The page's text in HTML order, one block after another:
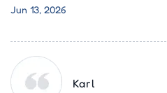
Jun 13, 2026
Karl